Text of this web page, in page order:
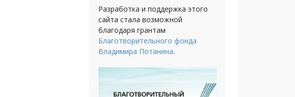
Разработка и поддержка этого
сайта стала возможной
благодаря грантам
Благотворительного фонда
Владимира Потанина.